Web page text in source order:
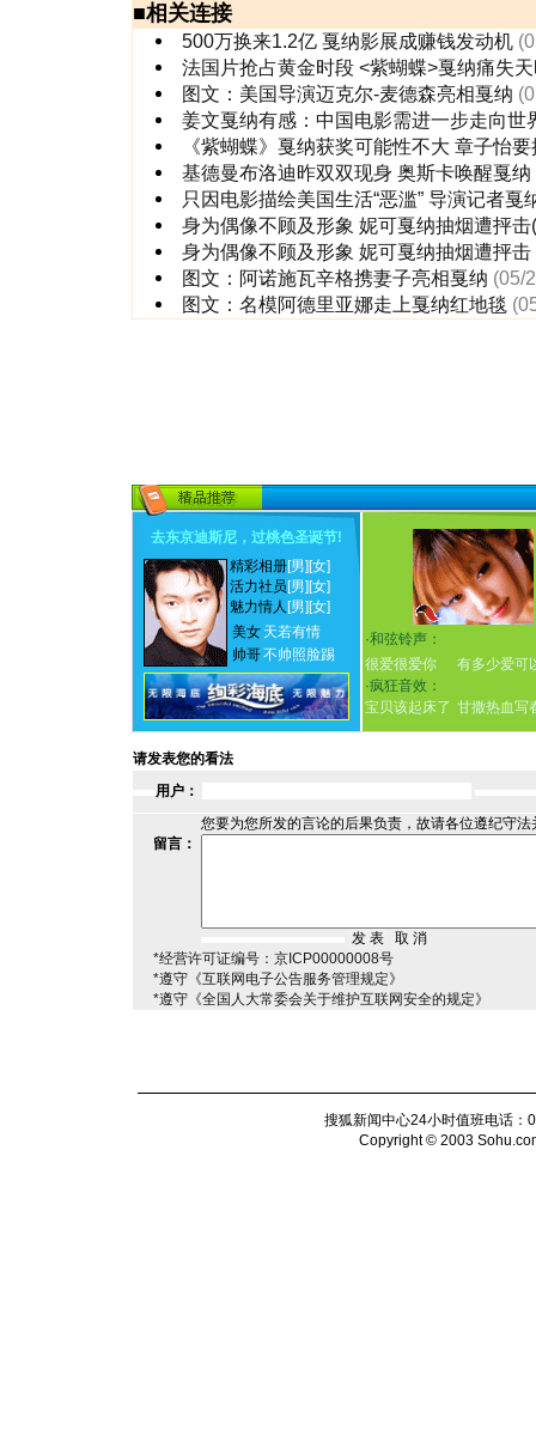
■相关连接
500万换来1.2亿 戛纳影展成赚钱发动机
法国片抢占黄金时段 <紫蝴蝶>戛纳痛失
图文：美国导演迈克尔-麦德森亮相戛纳
姜文戛纳有感：中国电影需进一步走向世
《紫蝴蝶》戛纳获奖可能性不大 章子怡
基德曼布洛迪昨双双现身 奥斯卡唤醒戛纳
只因电影描绘美国生活“恶滥” 导演记者戛
身为偶像不顾及形象 妮可戛纳抽烟遭抨击
身为偶像不顾及形象 妮可戛纳抽烟遭抨击
图文：阿诺施瓦辛格携妻子亮相戛纳 (05/
图文：名模阿德里亚娜走上戛纳红地毯
去东京迪斯尼，过桃色圣诞节!
精彩相册[男] [女]
活力社员 [男] [女]
魅力情人 [男] [女]
美女 天若有情
帅哥不帅照脸踢
·和弦铃声：
很爱很爱你
有多少爱可
·疯狂音效：
宝贝该起床了 甘撒热血写
请发表您的看法
用户：
您要为您所发的言论的后果负责，故请各位遵纪守
留言：
*经营许可证编号：京ICP00000008号
*遵守《互联网电子公告服务管理规定》
*遵守《全国人大常委会关于维护互联网安全的规定》
搜狐新闻中心24小时值班电话
Copyright © 2003